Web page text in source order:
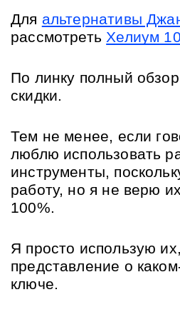
Для альтернативы
рассмотреть Хелиум 10
По линку полный
скидки.
Тем не менее, если
люблю использовать
инструменты,
работу, но я не верю
100%.
Я просто использую
представление о
ключе.